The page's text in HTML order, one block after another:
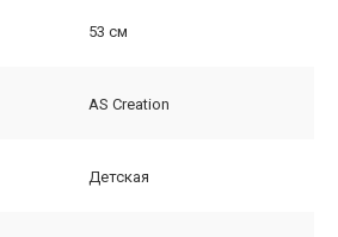
53 см
AS Creation
Детская